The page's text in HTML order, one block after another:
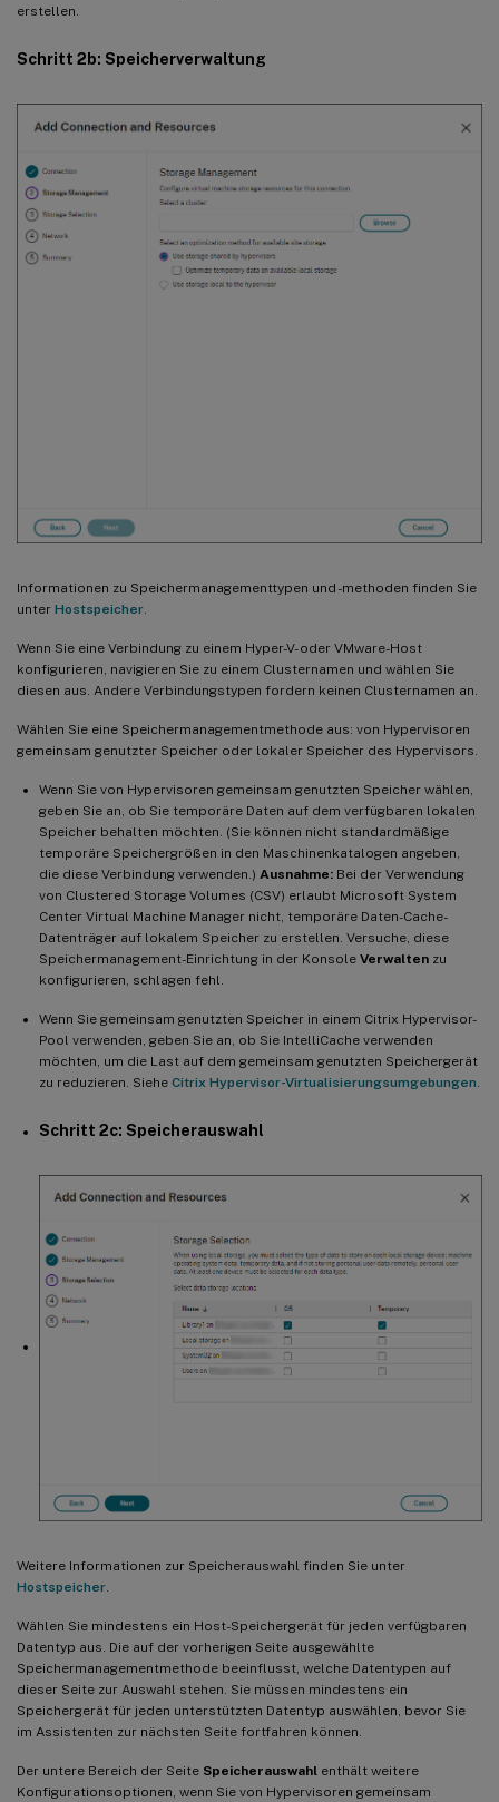
erstellen.
Schritt 2b: Speicherverwaltung
Informationen zu Speichermanagementtypen und -methoden finden Sie
unter Hostspeicher
Wenn Sie eine Verbindung zu einem Hyper-V- oder VMware-Host
konfigurieren, navigieren Sie zu einem Clusternamen und wählen Sie
diesen aus. Andere Verbindungstypen fordern keinen Clusternamen an.
Wählen Sie eine Speichermanagementmethode aus: von Hypervisoren
gemeinsam genutzter Speicher oder lokaler Speicher des Hypervisors.
Wenn Sie von Hypervisoren gemeinsam genutzten Speicher wählen,
geben Sie an, ob Sie temporäre Daten auf dem verfügbaren lokalen
Speicher behalten möchten. (Sie können nicht standardmäßige
temporäre Speichergrößen in den Maschinenkatalogen angeben,
die diese Verbindung verwenden.) Ausnahme: Bei der Verwendung
von Clustered Storage Volumes (CSV) erlaubt Microsoft System
Center Virtual Machine Manager nicht, temporäre Daten-Cache-
Datenträger auf lokalem Speicher zu erstellen. Versuche, diese
Speichermanagement-Einrichtung in der Konsole Verwalten zu
konfigurieren, schlagen fehl.
Wenn Sie gemeinsam genutzten Speicher in einem Citrix Hypervisor-
Pool verwenden, geben Sie an, ob Sie IntelliCache verwenden
möchten, um die Last auf dem gemeinsam genutzten Speichergerät
zu reduzieren. Siehe Citrix Hypervisor-Virtualisierungsumgebungen
Schritt 2c: Speicherauswahl
Weitere Informationen zur Speicherauswahl finden Sie unter
Hostspeicher.
Wählen Sie mindestens ein Host-Speichergerät für jeden verfügbaren
Datentyp aus. Die auf der vorherigen Seite ausgewählte
Speichermanagementmethode beeinflusst, welche Datentypen auf
dieser Seite zur Auswahl stehen. Sie müssen mindestens ein
Speichergerät für jeden unterstützten Datentyp auswählen, bevor Sie
im Assistenten zur nächsten Seite fortfahren können.
Der untere Bereich der Seite Speicherauswahl enthält weitere
Konfigurationsoptionen, wenn Sie von Hypervisoren gemeinsam